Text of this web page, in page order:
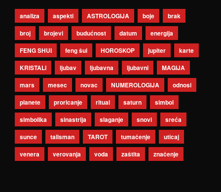
analiza aspekti ASTROLOGIJA boje
brak
broj
brojevi budućnost datum
energija
FENG SHUI
feng šui HOROSKOP jupiter
karte
KRISTALI
ljubav ljubavna ljubavni
MAGIJA
mars
mesec novac NUMEROLOGIJA
odnosi
planete
proricanje ritual saturn
simbol
simbolika
sinastrija slaganje snovi
sreća
sunce
talisman TAROT tumačenje
uticaj
venera
verovanja voda zaštita značenje